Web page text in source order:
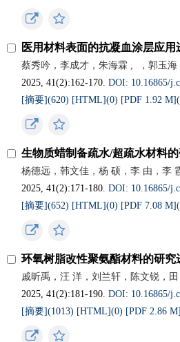
医用材料表面的抗凝血涂层应用
蔡秀吟，李成才，朱海霖 , ，郭玉海
2025, 41(2):162-170.DOI: 10.16865/
[摘要](620) [HTML](0) [PDF 1.92 M](
生物质蜡制备疏水/超疏水材料
杨德远，韩文佳，杨 硕，李 由，李
2025, 41(2):171-180.DOI: 10.16865/
[摘要](652) [HTML](0) [PDF 7.08 M](
环氧树脂改性聚氨酯材料的研究
戚昕禹，汪 洋，刘兰轩，陈文锐，
2025, 41(2):181-190.DOI: 10.16865/
[摘要](1013) [HTML](0) [PDF 2.86